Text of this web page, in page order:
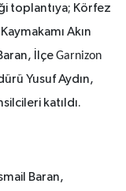
toplantıya; Körfez
Akın
İlçeGarnizon
Yusuf Aydın,
katıldı.
Baran,